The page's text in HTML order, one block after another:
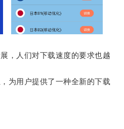
人们对下载速度的要求也越
用户提供了一种全新的下载